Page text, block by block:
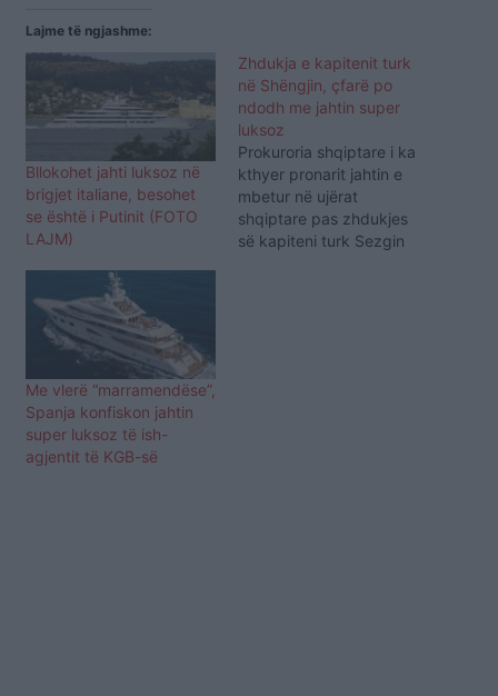
Lajme të ngjashme:
Bllokohet jahti luksoz në
brigjet italiane, besohet
se është i Putinit (FOTO
LAJM)
Zhdukja e kapitenit turk
në Shëngjin, çfarë po
ndodh me jahtin super
luksoz
Prokuroria shqiptare i ka
kthyer pronarit jahtin e
mbetur në ujërat
shqiptare pas zhdukjes
së kapiteni turk Sezgin
Me vlerë “marramendëse”,
Spanja konfiskon jahtin
super luksoz të ish-
agjentit të KGB-së